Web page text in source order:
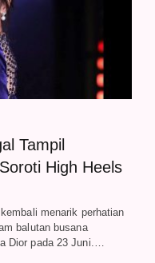
Tampil
High Heels
menarik perhatian
balutan busana
Dior pada 23 Juni.…